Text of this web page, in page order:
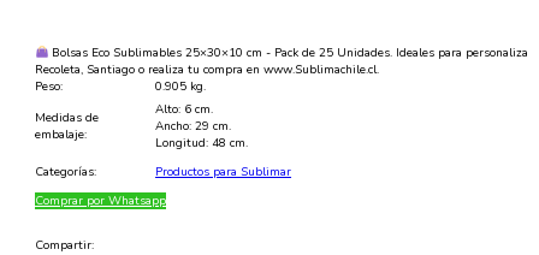
Bolsas Eco Sublimables 25×30×10 cm - Pack de 25 Unidades. Ideales para
Recoleta, Santiago o realiza tu compra en www.Sublimachile.cl.
Peso:
0.905 kg.
Medidas de
embalaje:
Alto: 6 cm.
Ancho: 29 cm.
Longitud: 48 cm.
Categorías:
Productos para Sublimar
Comprar por Whatsapp
Compartir: